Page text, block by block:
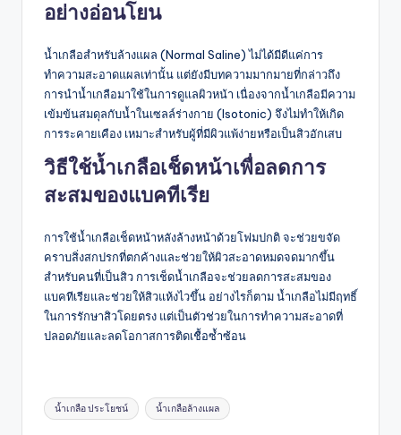
อย่างอ่อนโยน
น้ำเกลือสำหรับล้างแผล (Normal Saline) ไม่ได้มีดีแค่การ
ทำความสะอาดแผลเท่านั้น แต่ยังมีบทความมากมายที่กล่าวถึง
การนำน้ำเกลือมาใช้ในการดูแลผิวหน้า เนื่องจากน้ำเกลือมีความ
เข้มข้นสมดุลกับน้ำในเซลล์ร่างกาย (Isotonic) จึงไม่ทำให้เกิด
การระคายเคือง เหมาะสำหรับผู้ที่มีผิวแพ้ง่ายหรือเป็นสิวอักเสบ
วิธีใช้น้ำเกลือเช็ดหน้าเพื่อลดการ
สะสมของแบคทีเรีย
การใช้น้ำเกลือเช็ดหน้าหลังล้างหน้าด้วยโฟมปกติ จะช่วยขจัด
คราบสิ่งสกปรกที่ตกค้างและช่วยให้ผิวสะอาดหมดจดมากขึ้น
สำหรับคนที่เป็นสิว การเช็ดน้ำเกลือจะช่วยลดการสะสมของ
แบคทีเรียและช่วยให้สิวแห้งไวขึ้น อย่างไรก็ตาม น้ำเกลือไม่มีฤทธิ์
ในการรักษาสิวโดยตรง แต่เป็นตัวช่วยในการทำความสะอาดที่
ปลอดภัยและลดโอกาสการติดเชื้อซ้ำซ้อน
Tags:
น้ำเกลือ ประโยชน์ น้ำเกลือล้างแผล